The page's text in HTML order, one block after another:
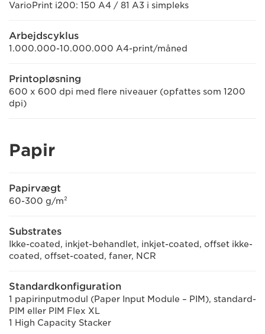
VarioPrint i200: 150 A4 / 81 A3 i simpleks
Arbejdscyklus
1.000.000-10.000.000 A4-print/måned
Printopløsning
600 x 600 dpi med flere niveauer (opfattes som 1200
dpi)
Papir
Papirvægt
60-300 g/m²
Substrates
Ikke-coated, inkjet-behandlet, inkjet-coated, offset ikke-
coated, offset-coated, faner, NCR
Standardkonfiguration
1 papirinputmodul (Paper Input Module – PIM), standard-
PIM eller PIM Flex XL
1 High Capacity Stacker